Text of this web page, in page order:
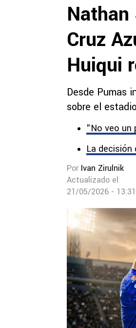
Cruz
Huiqui
Desde Pumas
sobre el
"No veo un
La decisión
Por Ivan Zirulnik
Actualizado el
21/05/2026 -